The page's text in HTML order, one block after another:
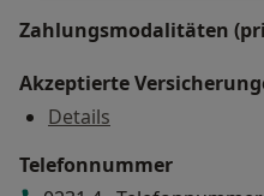
Zahlungsmodalitäten
Akzeptierte
Details
Telefonnummer